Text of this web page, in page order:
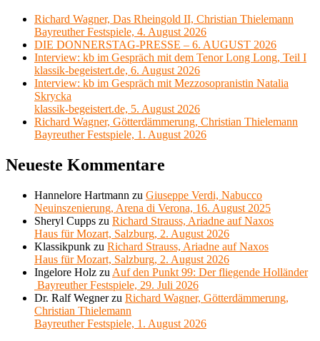
Richard Wagner, Das Rheingold II, Christian Thielemann
Bayreuther Festspiele, 4. August 2026
DIE DONNERSTAG-PRESSE – 6. AUGUST 2026
Interview: kb im Gespräch mit dem Tenor Long Long, Teil I
klassik-begeistert.de, 6. August 2026
Interview: kb im Gespräch mit Mezzosopranistin Natalia
Skrycka
klassik-begeistert.de, 5. August 2026
Richard Wagner, Götterdämmerung, Christian Thielemann
Bayreuther Festspiele, 1. August 2026
Neueste Kommentare
Hannelore Hartmann zu Giuseppe Verdi, Nabucco
Neuinszenierung, Arena di Verona, 16. August 2025
Sheryl Cupps zu Richard Strauss, Ariadne auf Naxos
Haus für Mozart, Salzburg, 2. August 2026
Klassikpunk zu Richard Strauss, Ariadne auf Naxos
Haus für Mozart, Salzburg, 2. August 2026
Ingelore Holz zu Auf den Punkt 99: Der fliegende Holländer
Bayreuther Festspiele, 29. Juli 2026
Dr. Ralf Wegnerzu Richard Wagner, Götterdämmerung,
Christian Thielemann
Bayreuther Festspiele, 1. August 2026